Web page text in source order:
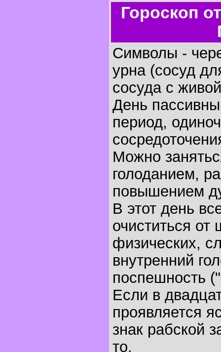
Гороскоп
Символы -
урна (сосуд
сосуда с
День
период,
Можно
голоданием,
повышением
В этот день
очиститься
физических,
внутренний
поспешность
Если в
проявляется
знак рабской
то.